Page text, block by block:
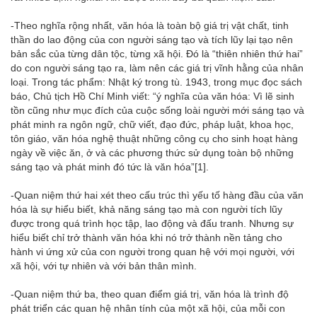
-Theo nghĩa rộng nhất, văn hóa là toàn bộ giá trị vật chất, tinh
thần do lao động của con người sáng tạo và tích lũy lại tạo nên
bản sắc của từng dân tộc, từng xã hội. Đó là “thiên nhiên thứ hai”
do con người sáng tạo ra, làm nên các giá trị vĩnh hằng của nhân
loại. Trong tác phẩm: Nhật ký trong tù. 1943, trong mục đọc sách
báo, Chủ tịch Hồ Chí Minh viết: “ý nghĩa của văn hóa: Vì lẽ sinh
tồn cũng như mục đích của cuộc sống loài người mới sáng tạo và
phát minh ra ngôn ngữ, chữ viết, đạo đức, pháp luật, khoa học,
tôn giáo, văn hóa nghệ thuật những công cụ cho sinh hoạt hàng
ngày về việc ăn, ở và các phương thức sử dụng toàn bộ những
sáng tạo và phát minh đó tức là văn hóa”[1].
-Quan niệm thứ hai xét theo cấu trúc thì yếu tố hàng đầu của văn
hóa là sự hiểu biết, khả năng sáng tạo mà con người tích lũy
được trong quá trình học tập, lao động và đấu tranh. Nhưng sự
hiểu biết chỉ trở thành văn hóa khi nó trở thành nền tảng cho
hành vi ứng xử của con người trong quan hệ với mọi người, với
xã hội, với tự nhiên và với bản thân mình.
-Quan niệm thứ ba, theo quan điểm giá trị, văn hóa là trình độ
phát triển các quan hệ nhân tính của một xã hội, của mỗi con